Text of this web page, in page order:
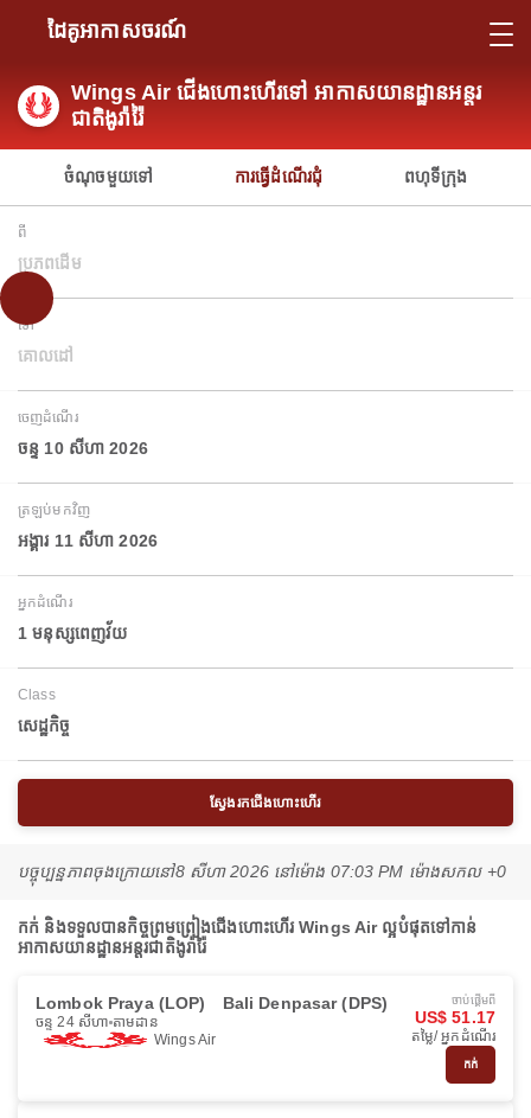
ដៃគូអាកាសចរណ៍
Wings Air ជើងហោះហើរទៅ អាកាសយានដ្ឋានអន្តរ
ជាតិងូរ៉ារ៉ៃ
ចំណុចមួយទៅ ការធ្វើដំណើរជុំ ពហុទីក្រុង
ពី
ប្រភពដើម
ទៅ
គោលដៅ
ចេញដំណើរ
ចន្ទ 10 សីហា 2026
ត្រឡប់មកវិញ
អង្គារ 11 សីហា 2026
អ្នកដំណើរ
1 មនុស្សពេញវ័យ
Class
សេដ្ឋកិច្ច
ស្វែងរកជើងហោះហើរ
បច្ចុប្បន្នភាពចុងក្រោយនៅ8 សីហា 2026 នៅ​ម៉ោង 07:03 PM ម៉ោង​សកល +0
កក់ និងទទួលបានកិច្ចព្រមព្រៀងជើងហោះហើរ Wings Air ល្អបំផុតទៅកាន់
អាកាសយានដ្ឋានអន្តរជាតិងូរ៉ារ៉ៃ
Lombok Praya (LOP) Bali Denpasar (DPS)
ចន្ទ 24 សីហា តាមដាន
Wings Air
ចាប់ផ្ដើមពី
US$ 51.17
តម្លៃ/ អ្នកដំណើរ
កក់